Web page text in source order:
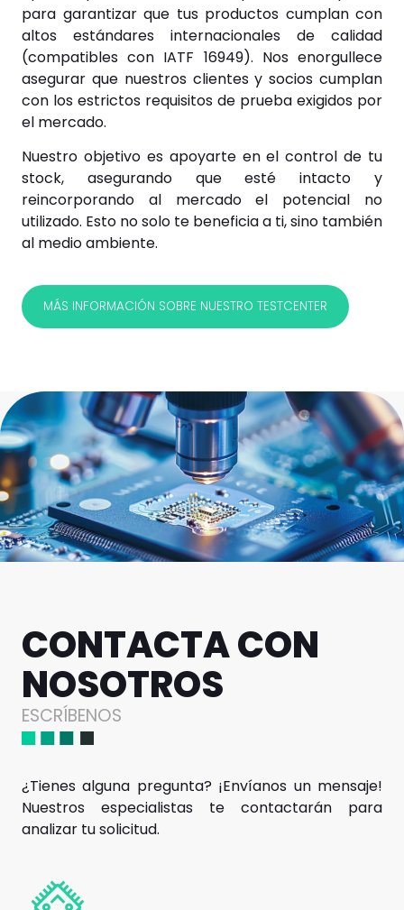
para garantizar que tus productos cumplan con
altos estándares internacionales de calidad
(compatibles con IATF 16949). Nos enorgullece
asegurar que nuestros clientes y socios cumplan
con los estrictos requisitos de prueba exigidos por
el mercado.
Nuestro objetivo es apoyarte en el control de tu
stock, asegurando que esté intacto y
reincorporando al mercado el potencial no
utilizado. Esto no solo te beneficia a ti, sino también
al medio ambiente.
MÁS INFORMACIÓN SOBRE NUESTRO TESTCENTER
CONTACTA CON
NOSOTROS
ESCRÍBENOS
¿Tienes alguna pregunta? ¡Envíanos un mensaje!
Nuestros especialistas te contactarán para
analizar tu solicitud.